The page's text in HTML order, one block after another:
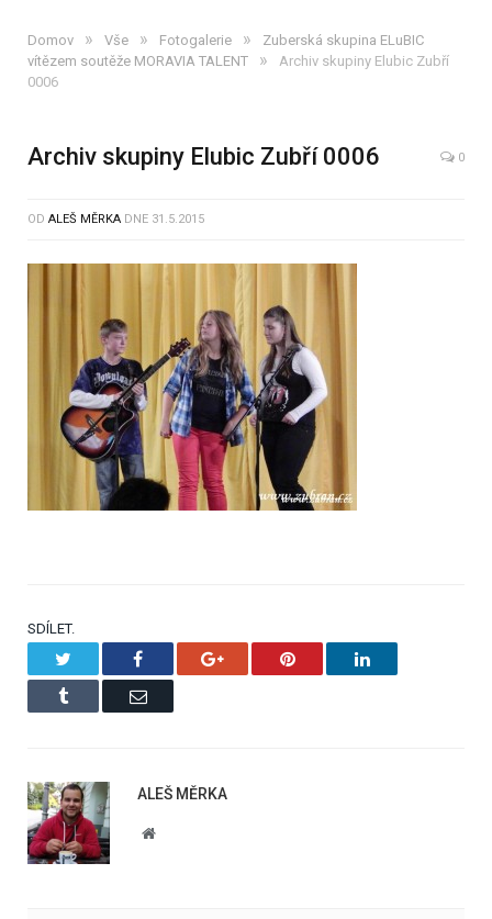
Domov » Vše » Fotogalerie »
Zuberská skupina ELuBIC
vítězem soutěže MORAVIA TALENT
»
Archiv skupiny Elubic Zubří
0006
Archiv skupiny Elubic Zubří 0006 0
OD ALEŠ MĚRKA DNE 31.5.2015
SDÍLET.
Facebook Google+ Pinterest LinkedIn
Tumblr Email
ALEŠ MĚRKA
Website